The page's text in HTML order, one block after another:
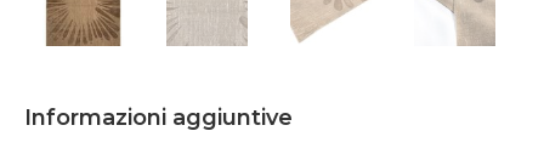
Informazioni aggiuntive